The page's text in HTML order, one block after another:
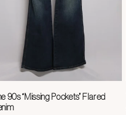
90s “Missing Pockets” Flared